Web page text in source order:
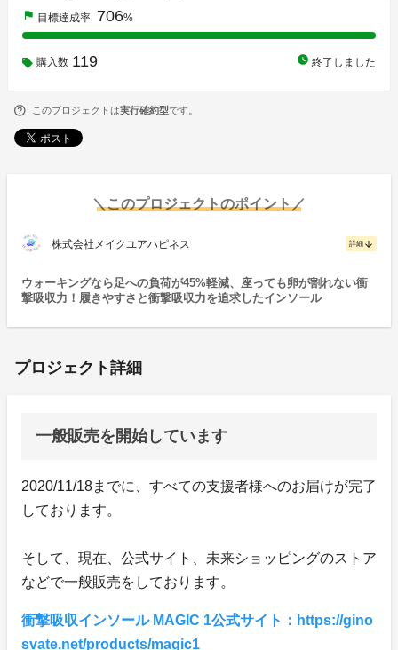
flag 目標達成率 706%
購入数 119 watch_later 終了しました
このプロジェクトは実行確約型です。
＼このプロジェクトのポイント／
株式会社メイクユアハピネス 詳細 arrow_downward
ウォーキングなら足への負荷が45%軽減、座っても卵が割れない衝
撃吸収力！履きやすさと衝撃吸収力を追求したインソール
プロジェクト詳細
一般販売を開始しています
2020/11/18までに、すべての支援者様へのお届けが完了
しております。
そして、現在、公式サイト、未来ショッピングのストア
などで一般販売をしております。
衝撃吸収インソール MAGIC 1公式サイト：https://gino
svate.net/products/magic1